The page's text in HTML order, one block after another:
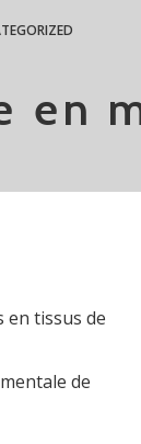
en
en tissus de
de